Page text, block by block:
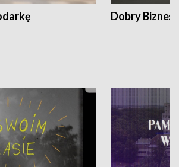
Dobry Biznes